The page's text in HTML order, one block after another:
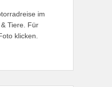
im
Tiere. Für
klicken.